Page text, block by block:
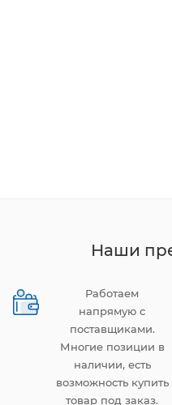
Наши
Работаем
напрямую с
поставщиками.
Многие позиции в
наличии, есть
возможность купить
товар под заказ.